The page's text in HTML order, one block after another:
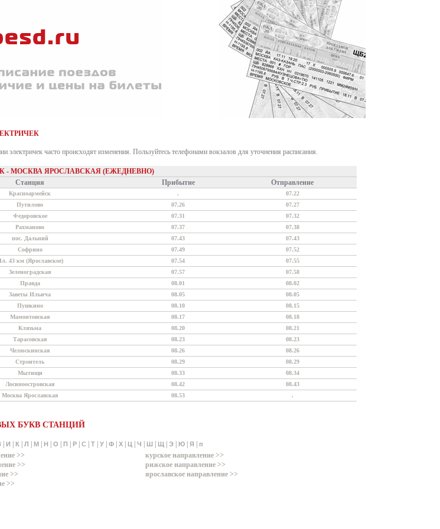
электричек часто происходят изменения. Пользуйтесь телефонами вокзалов для уточнения расписания.
- МОСКВА ЯРОСЛАВСКАЯ (ЕЖЕДНЕВНО)
Станция
Прибытие Отправление
Красноармейск .
07.22
Путилово
07.26
07.27
Федоровское
07.31
07.32
Рахманово
07.37
07.38
пос. Дальний
07.43
07.43
Софрино
07.49
07.52
43 км (Ярославское)
07.54
07.55
Зеленоградская
07.57
07.58
Правда
08.01
08.02
Заветы Ильича
08.05
08.05
Пушкино
08.10
08.15
Мамонтовская
08.17
08.18
Клязьма
08.20
08.21
Тарасовская
08.23
08.23
Челюскинская
08.26
08.26
Строитель
08.29
08.29
Мытищи
08.33
08.34
Лосиноостровская
08.42
08.43
Москва Ярославская
08.53 .
БУКВ СТАНЦИЙ
И К Л М Н О П Р С Т У Ф Х Ц Ч Ш Щ Э Ю Я п
>>
>>
>>
>>
курское направление >>
рижское направление >>
ярославское направление >>